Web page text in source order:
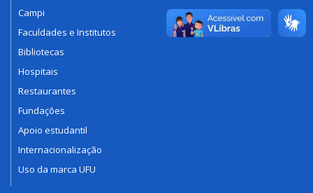
Campi
Faculdades e Institutos
Bibliotecas
Hospitais
Restaurantes
Fundações
Apoio estudantil
Internacionalização
Uso da marca UFU